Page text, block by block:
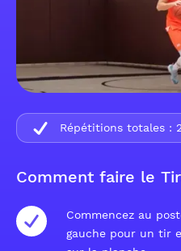
Comment faire le
Commencez au
gauche pour un tir
Répétitions totales :